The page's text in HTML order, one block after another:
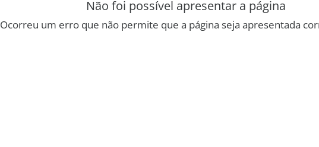
Não foi possível apresentar a página
Ocorreu um erro que não permite que a página seja apresentada